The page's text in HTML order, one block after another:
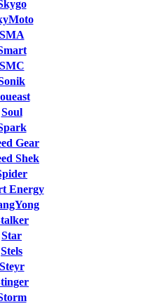
SMA
SMC
Soul
Gear
Shek
Energy
Star
Stels
Steyr